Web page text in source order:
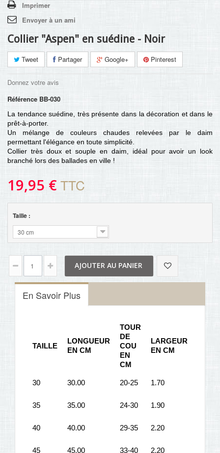
Imprimer
Envoyer à un ami
Collier "Aspen" en suédine - Noir
Tweet Partager Google+ Pinterest
Donnez votre avis
Référence BB-030
La tendance suédine, très présente dans la décoration et dans le
prêt-à-porter.
Un mélange de couleurs chaudes relevées par le daim
permettant l'élégance en toute simplicité.
Collier très doux et souple en daim, idéal pour avoir un look
branché lors des ballades en ville !
19,95 € TTC
Taille :
30 cm
AJOUTER AU PANIER
En Savoir Plus
TAILLE
LONGUEUR
EN CM
TOUR
DE
COU
EN
CM
LARGEUR
EN CM
30 30.00 20-25 1.70
35 35.00 24-30 1.90
40 40.00 29-35 2.20
45 45.00 33-40 2.20